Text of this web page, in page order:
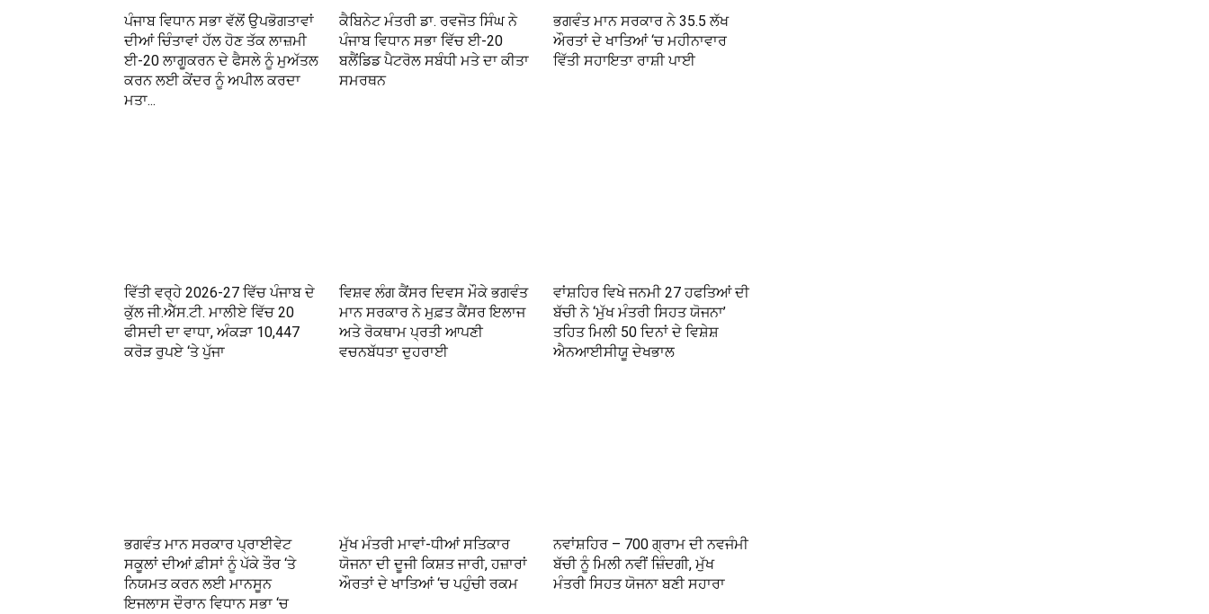
ਪੰਜਾਬ ਵਿਧਾਨ ਸਭਾ ਵੱਲੋਂ ਉਪਭੋਗਤਾਵਾਂ
ਦੀਆਂ ਚਿੰਤਾਵਾਂ ਹੱਲ ਹੋਣ ਤੱਕ ਲਾਜ਼ਮੀ
ਈ-20 ਲਾਗੂਕਰਨ ਦੇ ਫੈਸਲੇ ਨੂੰ ਮੁਅੱਤਲ
ਕਰਨ ਲਈ ਕੇਂਦਰ ਨੂੰ ਅਪੀਲ ਕਰਦਾ
ਮਤਾ...
ਕੈਬਿਨੇਟ ਮੰਤਰੀ ਡਾ. ਰਵਜੋਤ ਸਿੰਘ ਨੇ
ਪੰਜਾਬ ਵਿਧਾਨ ਸਭਾ ਵਿੱਚ ਈ-20
ਬਲੈਂਡਿਡ ਪੈਟਰੋਲ ਸਬੰਧੀ ਮਤੇ ਦਾ ਕੀਤਾ
ਸਮਰਥਨ
ਭਗਵੰਤ ਮਾਨ ਸਰਕਾਰ ਨੇ 35.5 ਲੱਖ
ਔਰਤਾਂ ਦੇ ਖਾਤਿਆਂ ‘ਚ ਮਹੀਨਾਵਾਰ
ਵਿੱਤੀ ਸਹਾਇਤਾ ਰਾਸ਼ੀ ਪਾਈ
ਵਿੱਤੀ ਵਰ੍ਹੇ 2026-27 ਵਿੱਚ ਪੰਜਾਬ ਦੇ
ਕੁੱਲ ਜੀ.ਐੱਸ.ਟੀ. ਮਾਲੀਏ ਵਿੱਚ 20
ਫੀਸਦੀ ਦਾ ਵਾਧਾ, ਅੰਕੜਾ 10,447
ਕਰੋੜ ਰੁਪਏ ‘ਤੇ ਪੁੱਜਾ
ਵਿਸ਼ਵ ਲੰਗ ਕੈਂਸਰ ਦਿਵਸ ਮੌਕੇ ਭਗਵੰਤ
ਮਾਨ ਸਰਕਾਰ ਨੇ ਮੁਫ਼ਤ ਕੈਂਸਰ ਇਲਾਜ
ਅਤੇ ਰੋਕਥਾਮ ਪ੍ਰਤੀ ਆਪਣੀ
ਵਚਨਬੱਧਤਾ ਦੁਹਰਾਈ
ਵਾਂਸ਼ਹਿਰ ਵਿਖੇ ਜਨਮੀ 27 ਹਫਤਿਆਂ ਦੀ
ਬੱਚੀ ਨੇ ‘ਮੁੱਖ ਮੰਤਰੀ ਸਿਹਤ ਯੋਜਨਾ’
ਤਹਿਤ ਮਿਲੀ 50 ਦਿਨਾਂ ਦੇ ਵਿਸ਼ੇਸ਼
ਐਨਆਈਸੀਯੂ ਦੇਖਭਾਲ
ਭਗਵੰਤ ਮਾਨ ਸਰਕਾਰ ਪ੍ਰਾਈਵੇਟ
ਸਕੂਲਾਂ ਦੀਆਂ ਫ਼ੀਸਾਂ ਨੂੰ ਪੱਕੇ ਤੌਰ ‘ਤੇ
ਨਿਯਮਤ ਕਰਨ ਲਈ ਮਾਨਸੂਨ
ਇਜਲਾਸ ਦੌਰਾਨ ਵਿਧਾਨ ਸਭਾ ‘ਚ
ਮੁੱਖ ਮੰਤਰੀ ਮਾਵਾਂ-ਧੀਆਂ ਸਤਿਕਾਰ
ਯੋਜਨਾ ਦੀ ਦੂਜੀ ਕਿਸ਼ਤ ਜਾਰੀ, ਹਜ਼ਾਰਾਂ
ਔਰਤਾਂ ਦੇ ਖਾਤਿਆਂ ‘ਚ ਪਹੁੰਚੀ ਰਕਮ
ਨਵਾਂਸ਼ਹਿਰ – 700 ਗ੍ਰਾਮ ਦੀ ਨਵਜੰਮੀ
ਬੱਚੀ ਨੂੰ ਮਿਲੀ ਨਵੀਂ ਜ਼ਿੰਦਗੀ, ਮੁੱਖ
ਮੰਤਰੀ ਸਿਹਤ ਯੋਜਨਾ ਬਣੀ ਸਹਾਰਾ